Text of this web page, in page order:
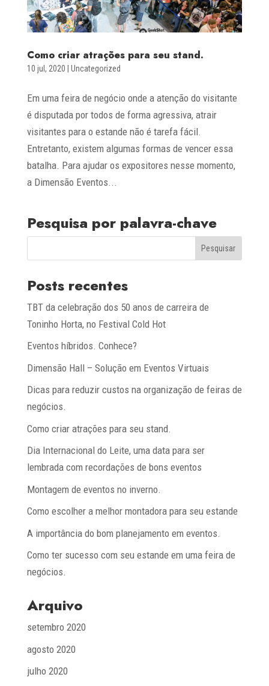
Como criar atrações para seu stand.
10 jul, 2020 Uncategorized
Em uma feira de negócio onde a atenção do visitante
é disputada por todos de forma agressiva, atrair
visitantes para o estande não é tarefa fácil.
Entretanto, existem algumas formas de vencer essa
batalha. Para ajudar os expositores nesse momento,
a Dimensão Eventos...
Pesquisa por palavra-chave
Posts recentes
TBT da celebração dos 50 anos de carreira de
Toninho Horta, no Festival Cold Hot
Eventos híbridos. Conhece?
Dimensão Hall – Solução em Eventos Virtuais
Dicas para reduzir custos na organização de feiras de
negócios.
Como criar atrações para seu stand.
Dia Internacional do Leite, uma data para ser
lembrada com recordações de bons eventos
Montagem de eventos no inverno.
Como escolher a melhor montadora para seu estande
A importância do bom planejamento em eventos.
Como ter sucesso com seu estande em uma feira de
negócios.
Arquivo
setembro 2020
agosto 2020
julho 2020